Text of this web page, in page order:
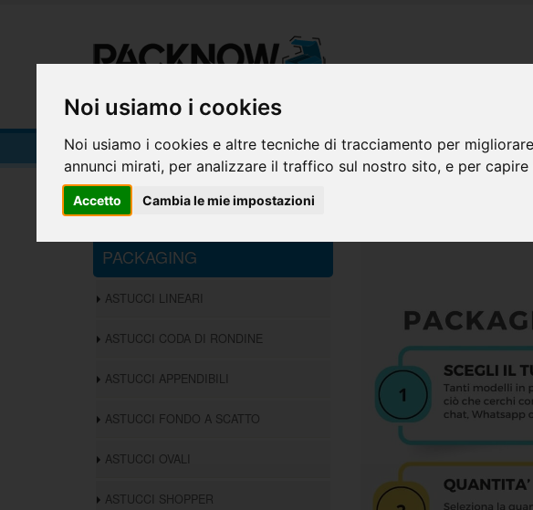
Noi usiamo i cookies
Noi usiamo i cookies e altre tecniche di tracciamento per
annunci mirati, per analizzare il traffico sul nostro sito, e per
Accetto Cambia le mie impostazioni
PACKAGING
Home PACKAGING
PACKAGING
ASTUCCI LINEARI
ASTUCCI CODA DI RONDINE
ASTUCCI APPENDIBILI
ASTUCCI FONDO A SCATTO
ASTUCCI OVALI
ASTUCCI SHOPPER